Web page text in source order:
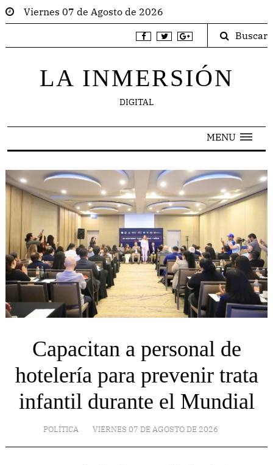
Viernes 07 de Agosto de 2026
Buscar
LA INMERSIÓN
DIGITAL
MENU
Capacitan a personal de
hotelería para prevenir trata
infantil durante el Mundial
POLÍTICA VIERNES 07 DE AGOSTO DE 2026